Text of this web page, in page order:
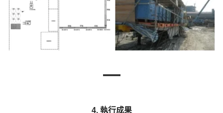
—
4. 執行成果